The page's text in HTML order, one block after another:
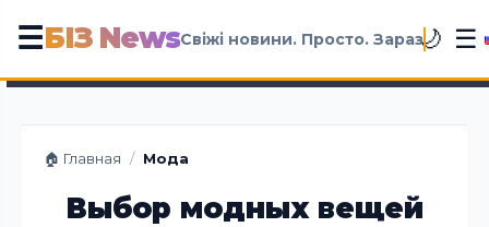
☰БІЗ NewsСвіжі новини. Просто. Зараз🌙 ☰
🏠 Главная / Мода
Выбор модных вещей